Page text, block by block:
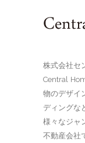
株式会社セ
Central
物のデザイ
ディングな
様々なジャ
不動産会社